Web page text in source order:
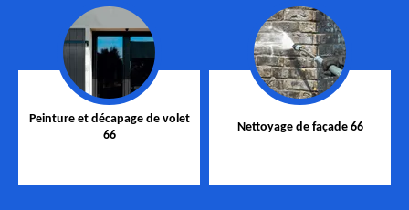
Peinture et décapage de volet
66
Nettoyage de façade 66